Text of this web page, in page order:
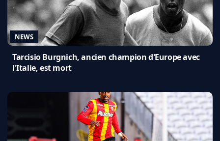
NEWS
Tarcisio Burgnich, ancien champion d'Europe avec
l'Italie, est mort